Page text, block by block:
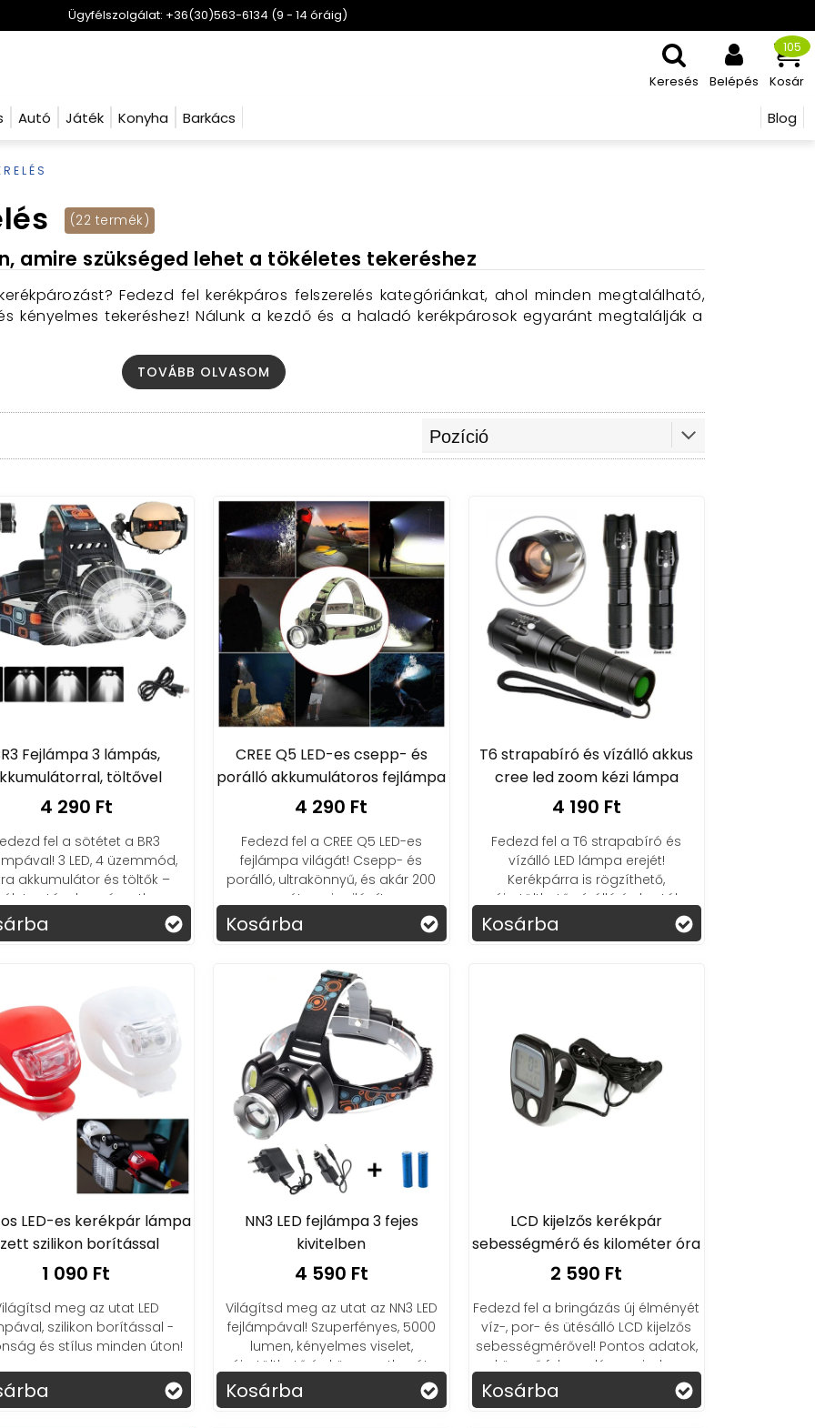
Ügyfélszolgálat: +36(30)563-6134 (9 - 14 óráig)
Keresés Belépés Kosár
105
Blog
Autó Játék Konyha Barkács
(22 termék)
amire szükséged lehet a tökéletes tekeréshez
Fedezd fel kerékpáros felszerelés kategóriánkat, ahol minden megtalálható,
kényelmes tekeréshez! Nálunk a kezdő és a haladó kerékpárosok egyaránt megtalálják a
számodra legmegfelelőbb méretű és típusú sisak közül,hogy maximális védelmet biztosíts
hogy sötétben is jól látható légy az úton!Kínálatunkban megtalálod a
a tökéletes nyereget,
amelyen hosszú órákon át is kényelmesen tekerhetsz.
és kerékpártípusokhoz tervezett kesztyűk védik a kezed és javítják a fogást.
felkészült minden eshetőségre!Nálunk megtalálod a szükséges szerszámokat és
végezni kisebb javításokat.
speciális kialakítású pedálok közül,
hogy növeld a hatékonyságot és a kényelmet.
és vezetési stílusodhoz igazíthatod kerékpárod kormányát,
hogy még
megtalálod a különböző kerékpáros kiegészítőket,mint például táskák,kulacsok,
felszereléseket találod meg,hanem folyamatosan bővülő kínálatunkban mindig
csapatunk készséggel segít a megfelelő termékek kiválasztásában,hogy a kerékpározás
számodra legmegfelelőbb kerékpáros felszereléseket!
TOVÁBB OLVASOM
Fejlámpa 3 lámpás,
töltővel
4 290 Ft
fel a sötétet a BR3
3 LED, 4 üzemmód,
akkumulátor és töltők –
társ horgászathoz,
vagy éjszakai
munkához
CREE Q5 LED-es csepp- és
porálló akkumulátoros fejlámpa
4 290 Ft
Fedezd fel a CREE Q5 LED-es
fejlámpa világát! Csepp- és
porálló, ultrakönnyű, és akár 200
méterre is világít.
Kosárba
T6 strapabíró és vízálló akkus
cree led zoom kézi lámpa
4 190 Ft
Fedezd fel a T6 strapabíró és
vízálló LED lámpa erejét!
Kerékpárra is rögzíthető,
újratölthető, vízálló és brutál
fényerővel!
Kosárba
LED-es kerékpár lámpa
szilikon borítással
1 090 Ft
meg az utat LED
szilikon borítással -
és stílus minden úton!
NN3 LED fejlámpa 3 fejes
kivitelben
4 590 Ft
Világítsd meg az utat az NN3 LED
fejlámpával! Szuperfényes, 5000
lumen, kényelmes viselet,
újratölthető és környezetbarát.
Kosárba
LCD kijelzős kerékpár
sebességmérő és kilométer óra
2 590 Ft
Fedezd fel a bringázás új élményét
víz-, por- és ütésálló LCD kijelzős
sebességmérővel! Pontos adatok,
könnyű felszerelés – minden
időjárásban számíthatsz rá!
Kosárba